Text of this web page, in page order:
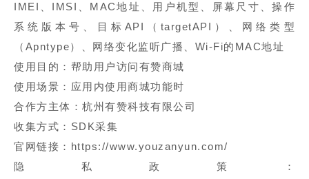
IMEI、IMSI、MAC地址、用户机型、屏幕尺寸、操作
系统版本号、目标API（targetAPI）、网络类型
（Apntype）、网络变化监听广播、Wi-Fi的MAC地址
使用目的：帮助用户访问有赞商城
使用场景：应用内使用商城功能时
合作方主体：杭州有赞科技有限公司
收集方式：SDK采集
官网链接：https://www.youzanyun.com/
隐私政策：